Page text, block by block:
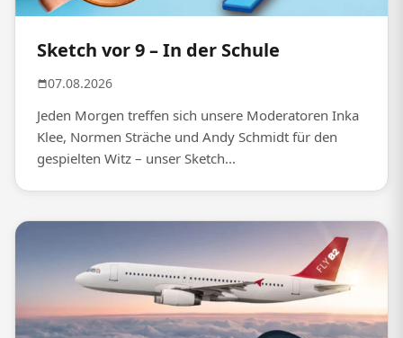
Sketch vor 9 – In der Schule
07.08.2026
Jeden Morgen treffen sich unsere Moderatoren Inka
Klee, Normen Sträche und Andy Schmidt für den
gespielten Witz – unser Sketch...